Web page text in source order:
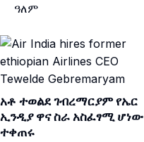
ዓለም
አቶ ተወልደ ገብረማርያም የኤር
ኢንዲያ ዋና ስራ አስፈፃሚ ሆነው
ተቀጠሩ